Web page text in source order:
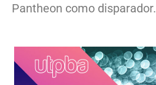
Pantheon como disparador.